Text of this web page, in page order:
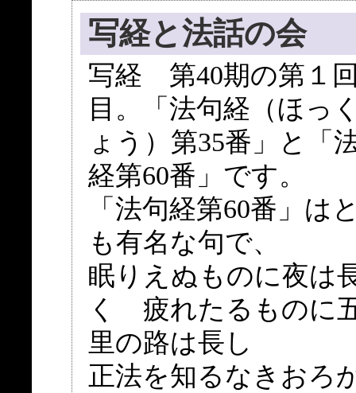
写経と法話の会
写経 第40期の第１
目。「法句経（ほっ
ょう）第35番」と「
経第60番」です。
「法句経第60番」は
も有名な句で、
眠りえぬものに夜は
く 疲れたるものに
里の路は長し
正法を知るなきお